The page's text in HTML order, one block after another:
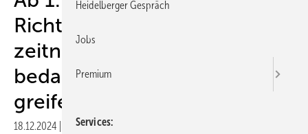
Richtlinie des G-BA für eine
zeitnahe und
bedarfsgerechte Versorgung
greifen
18.12.2024 Druckvorschau
Heidelberger Gespräch
Jobs
Premium
Services